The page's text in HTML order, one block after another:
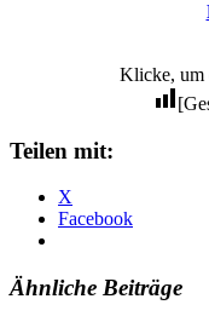
Klicke, um
Teilen mit:
X
Facebook
Ähnliche Beiträge